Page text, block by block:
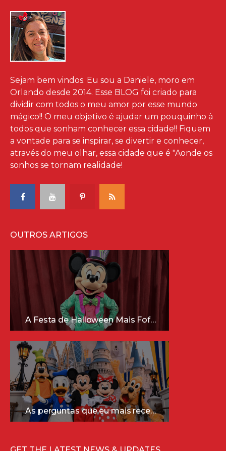
Sejam bem vindos. Eu sou a Daniele, moro em
Orlando desde 2014. Esse BLOG foi criado para
dividir com todos o meu amor por esse mundo
mágico!! O meu objetivo é ajudar um pouquinho à
todos que sonham conhecer essa cidade!! Fiquem
a vontade para se inspirar, se divertir e conhecer,
através do meu olhar, essa cidade que é "Aonde os
sonhos se tornam realidade!
OUTROS ARTIGOS
A Festa de Halloween Mais Fofa da Disney Está Chegando!
As perguntas que eu mais recebo sobre a Disney (e as respostas mais sinceras!)